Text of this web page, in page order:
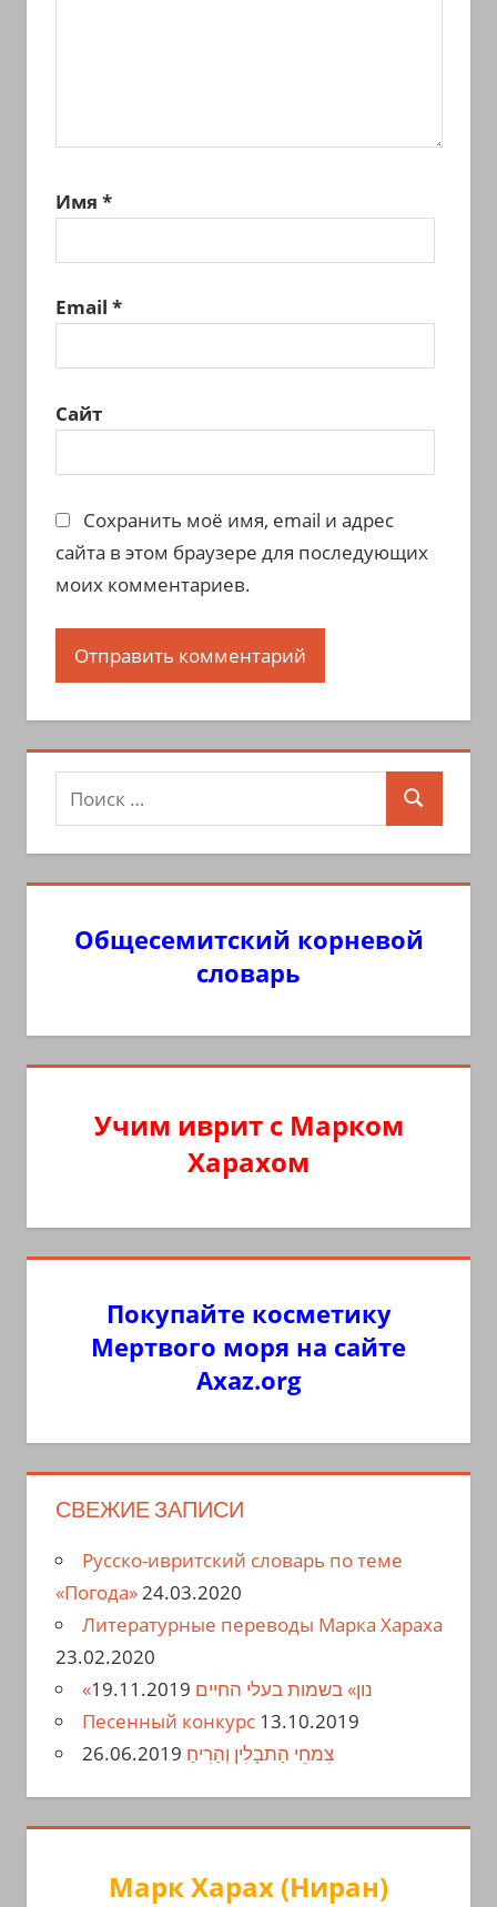
Имя *
Email *
Сайт
Сохранить моё имя, email и адрес
сайта в этом браузере для последующих
моих комментариев.
Поиск
для:
Поиск
Общесемитский корневой
словарь
Учим иврит с Марком
Харахом
Покупайте косметику
Мертвого моря на сайте
Axaz.org
СВЕЖИЕ ЗАПИСИ
Русско-ивритский словарь по теме
«Погода»24.03.2020
Литературные переводы Марка Хараха
23.02.2020
«נון» בשמות בעלי החיים 19.11.2019
Песенный конкурс 13.10.2019
צִמחֵי הַתבָלִין וְהַרִיחַ 26.06.2019
Марк Харах (Ниран)